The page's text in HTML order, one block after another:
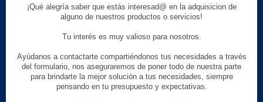
¡Qué alegría saber que estás interesad@ en la adquisicion de
alguno de nuestros productos o servicios!
Tu interés es muy valioso para nosotros.
Ayúdanos a contactarte compartiéndonos tus necesidades a través
del formulario, nos aseguraremos de poner todo de nuestra parte
para brindarte la mejor solución a tus necesidades, siempre
pensando en tu presupuesto y expectativas.